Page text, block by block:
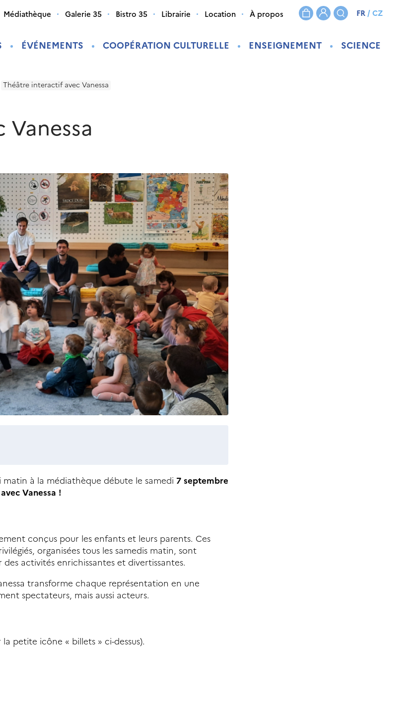
ÉVÉNEMENTS COOPÉRATION CULTURELLE ENSEIGNEMENT SCIENCE
Médiathèque Galerie 35 Bistro 35 Librairie Location À propos FR/CZ
Théâtre interactif avec Vanessa
matin à la médiathèque débute le samedi 7 septembre
Vanessa !
conçus pour les enfants et leurs parents. Ces
organisées tous les samedis matin, sont
activités enrichissantes et divertissantes.
transforme chaque représentation en une
spectateurs, mais aussi acteurs.
petite icône « billets » ci-dessus).